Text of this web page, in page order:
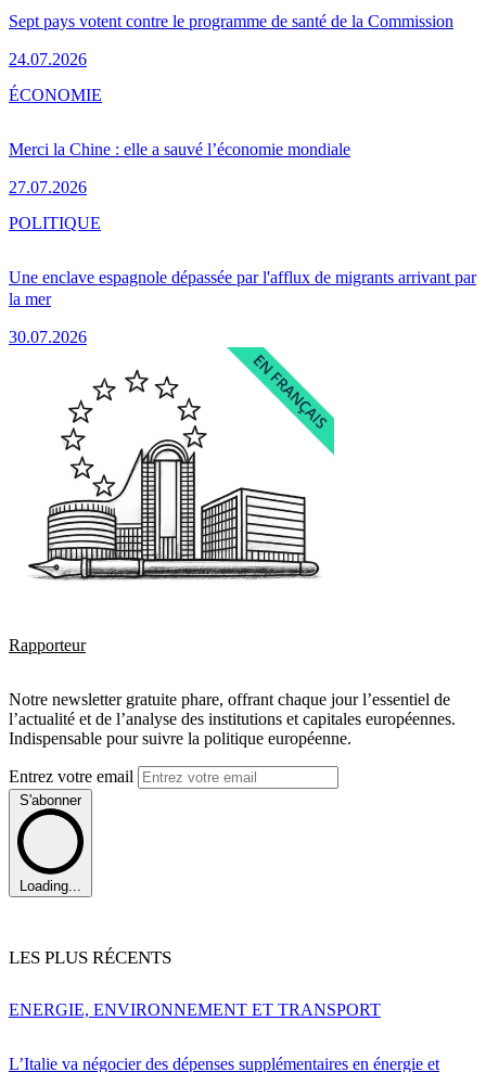
Sept pays votent contre le programme de santé de la Commission
24.07.2026
Merci la Chine : elle a sauvé l’économie mondiale
27.07.2026
ÉCONOMIE
Une enclave espagnole dépassée par l'afflux de migrants arrivant par
la mer
30.07.2026
POLITIQUE
Rapporteur
Notre newsletter gratuite phare, offrant chaque jour l’essentiel de
l’actualité et de l’analyse des institutions et capitales européennes.
Indispensable pour suivre la politique européenne.
Entrez votre email
S'abonner
Loading...
LES PLUS RÉCENTS
L’Italie va négocier des dépenses supplémentaires en énergie et
ENERGIE, ENVIRONNEMENT ET TRANSPORT